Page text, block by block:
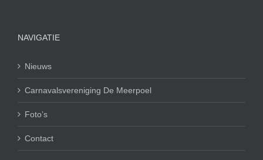
NAVIGATIE
Nieuws
Carnavalsvereniging De Meerpoel
Foto’s
Contact